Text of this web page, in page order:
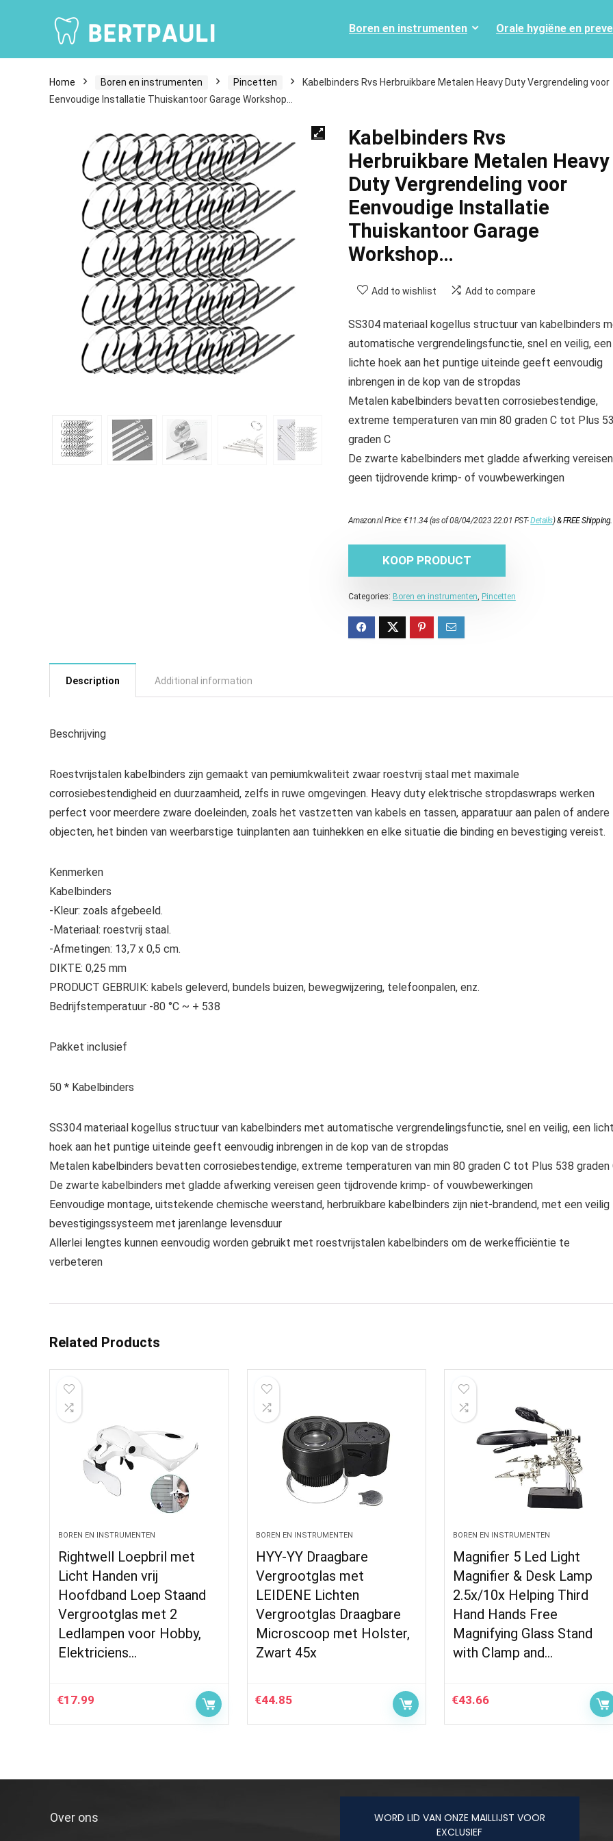
Boren en instrumenten Orale hygiëne en
Home Boren en instrumenten Pincetten
Kabelbinders Rvs Herbruikbare Metalen Heavy Duty Vergrendeling voor
Eenvoudige Installatie Thuiskantoor Garage Workshop…
Kabelbinders Rvs
Herbruikbare Metalen Heavy
Duty Vergrendeling voor
Eenvoudige Installatie
Thuiskantoor Garage
Workshop…
Add to wishlist Add to compare
SS304 materiaal kogellus structuur van kabelbinders
automatische vergrendelingsfunctie, snel en veilig, een
lichte hoek aan het puntige uiteinde geeft eenvoudig
inbrengen in de kop van de stropdas
Metalen kabelbinders bevatten corrosiebestendige,
extreme temperaturen van min 80 graden C tot Plus
graden C
De zwarte kabelbinders met gladde afwerking vereisen
geen tijdrovende krimp- of vouwbewerkingen
Amazon.nl Price:€11.34 (as of 08/04/2023 22:01 PST-Details)&FREE Shipping.
KOOP PRODUCT
Categories: Boren en instrumenten, Pincetten
Description Additional information
Beschrijving
Roestvrijstalen kabelbinders zijn gemaakt van pemiumkwaliteit zwaar roestvrij staal met maximale
corrosiebestendigheid en duurzaamheid, zelfs in ruwe omgevingen. Heavy duty elektrische stropdaswraps werken
perfect voor meerdere zware doeleinden, zoals het vastzetten van kabels en tassen, apparatuur aan palen of andere
objecten, het binden van weerbarstige tuinplanten aan tuinhekken en elke situatie die binding en bevestiging vereist.
Kenmerken
Kabelbinders
-Kleur: zoals afgebeeld.
-Materiaal: roestvrij staal.
-Afmetingen: 13,7 x 0,5 cm.
DIKTE: 0,25 mm
PRODUCT GEBRUIK: kabels geleverd, bundels buizen, bewegwijzering, telefoonpalen, enz.
Bedrijfstemperatuur -80 °C ~ + 538
Pakket inclusief
50 * Kabelbinders
SS304 materiaal kogellus structuur van kabelbinders met automatische vergrendelingsfunctie, snel en veilig, een
hoek aan het puntige uiteinde geeft eenvoudig inbrengen in de kop van de stropdas
Metalen kabelbinders bevatten corrosiebestendige, extreme temperaturen van min 80 graden C tot Plus 538 graden
De zwarte kabelbinders met gladde afwerking vereisen geen tijdrovende krimp- of vouwbewerkingen
Eenvoudige montage, uitstekende chemische weerstand, herbruikbare kabelbinders zijn niet-brandend, met een veilig
bevestigingssysteem met jarenlange levensduur
Allerlei lengtes kunnen eenvoudig worden gebruikt met roestvrijstalen kabelbinders om de werkefficiëntie te
verbeteren
Related Products
BOREN EN INSTRUMENTEN
Rightwell Loepbril met
Licht Handen vrij
Hoofdband Loep Staand
Vergrootglas met 2
Ledlampen voor Hobby,
Elektriciens…
€17.99
BOREN EN INSTRUMENTEN
HYY-YY Draagbare
Vergrootglas met
LEIDENE Lichten
Vergrootglas Draagbare
Microscoop met Holster,
Zwart 45x
€44.85
BOREN EN INSTRUMENTEN
Magnifier 5 Led Light
Magnifier & Desk Lamp
2.5x/10x Helping Third
Hand Hands Free
Magnifying Glass Stand
with Clamp and…
€43.66
Over ons
WORD LID VAN ONZE MAILLIJST VOOR
EXCLUSIEF